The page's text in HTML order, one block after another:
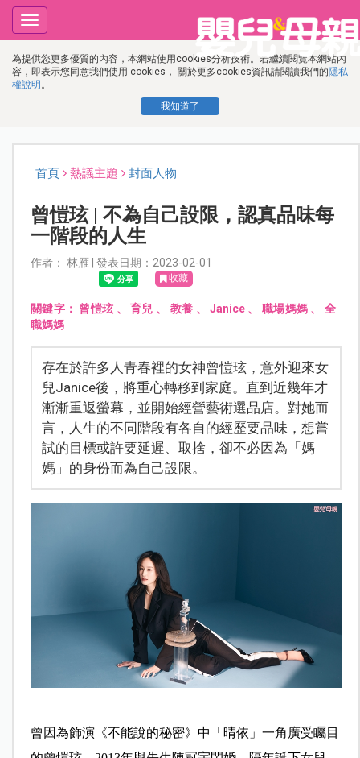
為提供您更多優質的內容，本網站使用cookies分析技術。若繼續閱覽本網站內
容，即表示您同意我們使用 cookies， 關於更多cookies資訊請閱讀我們的隱私
權說明 。
我知道了
Toggle
navigation
首頁 熱議主題 封面人物
曾愷玹 | 不為自己設限，認真品味每
一階段的人生
作者： 林雁 | 發表日期：2023-02-01
收藏
關鍵字： 曾愷玹 、育兒 、 教養 、Janice 、職場媽媽 、全
職媽媽
存在於許多人青春裡的女神曾愷玹，意外迎來女
兒Janice後，將重心轉移到家庭。直到近幾年才
漸漸重返螢幕，並開始經營藝術選品店。對她而
言，人生的不同階段有各自的經歷要品味，想嘗
試的目標或許要延遲、取捨，卻不必因為「媽
媽」的身份而為自己設限。
曾因為飾演《不能說的秘密》中「晴依」一角廣受矚目